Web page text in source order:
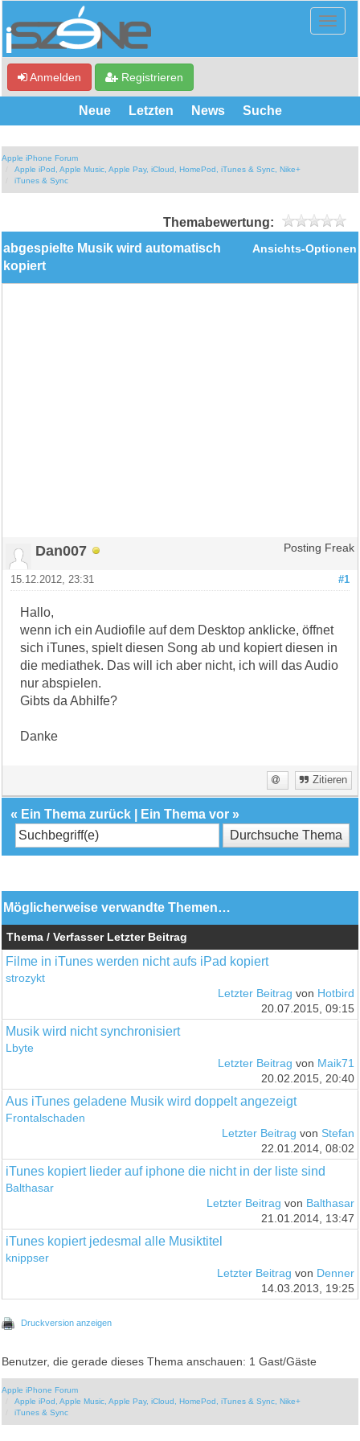
Anmelden Registrieren
Neue Letzten News Suche
Apple iPhone Forum
Apple iPod, Apple Music, Apple Pay, iCloud, HomePod, iTunes & Sync, Nike+
iTunes & Sync
Themabewertung:
Ansichts-Optionen
abgespielte Musik wird automatisch
kopiert
Dan007 Posting Freak
#1
15.12.2012, 23:31
Hallo,
wenn ich ein Audiofile auf dem Desktop anklicke, öffnet
sich iTunes, spielt diesen Song ab und kopiert diesen in
die mediathek. Das will ich aber nicht, ich will das Audio
nur abspielen.
Gibts da Abhilfe?
Danke
Zitieren
« Ein Thema zurück Ein Thema vor »
Möglicherweise verwandte Themen…
Thema / Verfasser Letzter Beitrag
Filme in iTunes werden nicht aufs iPad kopiert
strozykt
Letzter Beitrag von Hotbird
20.07.2015, 09:15
Musik wird nicht synchronisiert
Lbyte
Letzter Beitrag von Maik71
20.02.2015, 20:40
Aus iTunes geladene Musik wird doppelt angezeigt
Frontalschaden
Letzter Beitrag von Stefan
22.01.2014, 08:02
iTunes kopiert lieder auf iphone die nicht in der liste sind
Balthasar
Letzter Beitrag von Balthasar
21.01.2014, 13:47
iTunes kopiert jedesmal alle Musiktitel
knippser
Letzter Beitrag von Denner
14.03.2013, 19:25
Druckversion anzeigen
Benutzer, die gerade dieses Thema anschauen: 1 Gast/Gäste
Apple iPhone Forum
Apple iPod, Apple Music, Apple Pay, iCloud, HomePod, iTunes & Sync, Nike+
iTunes & Sync